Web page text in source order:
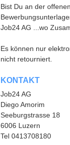
Bist Du an der
Job24 AG ...wo
Es können nur
nicht retourniert.
KONTAKT
Job24 AG
Diego Amorim
Seeburgstrasse 18
6006 Luzern
Tel 0413708180